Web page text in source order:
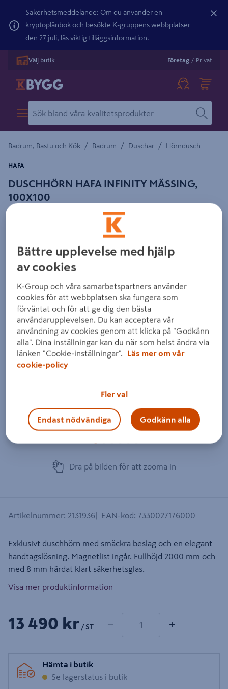
Säkerhetsmeddelande: Om du använder en
kryptoplånbok och besökte K-gruppens webbplatser
den 27 juli, läs viktig tilläggsinformation.
Välj butik Företag / Privat
Badrum, Bastu och Kök / Badrum / Duschar / Hörndusch
DUSCHHÖRN HAFA INFINITY MÄSSING,
100X100
HAFA
Detaljerad beskrivning finns i produktbeskrivningsområdet
Föregående
Dra på bilden för att zooma in
Artikelnummer: 2131936 EAN-kod: 7330027176000
Exklusivt duschhörn med smäckra beslag och en elegant
handtagslösning. Magnetlist ingår. Fullhöjd 2000 mm och
med 8 mm härdat klart säkerhetsglas.
Visa mer produktinformation
13 490 kr / ST − +
Hämta i butik
Se lagerstatus i butik
Bättre upplevelse med hjälp
av cookies
K-Group och våra samarbetspartners använder
cookies för att webbplatsen ska fungera som
förväntat och för att ge dig den bästa
användarupplevelsen. Du kan acceptera vår
användning av cookies genom att klicka på "Godkänn
alla". Dina inställningar kan du när som helst ändra via
länken "Cookie-inställningar".
Läs mer om vår
cookie-policy
Fler val
Endast nödvändiga Godkänn alla